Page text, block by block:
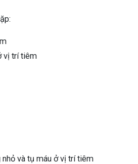
vị trí tiêm
và tụ máu ở vị trí tiêm